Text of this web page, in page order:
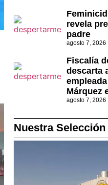
revela
padre
agosto 7, 2026
Fiscalía
descarta
Márquez
agosto 7, 2026
Nuestra Selección